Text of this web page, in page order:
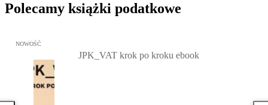
Polecamy książki podatkowe
Przejdź do: JPK_VAT krok po kroku ebook, Patrycja Kubiesa -
NOWOŚĆ
JPK_VAT krok po kroku ebook